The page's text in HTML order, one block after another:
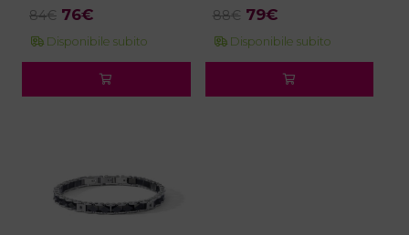
84€ Il
prezzo
84€.
76€
prezzo
è:
76€.
Disponibile subito
88€ Il
prezzo
88€.
79€Il
prezzo
è:
79€.
Disponibile subito